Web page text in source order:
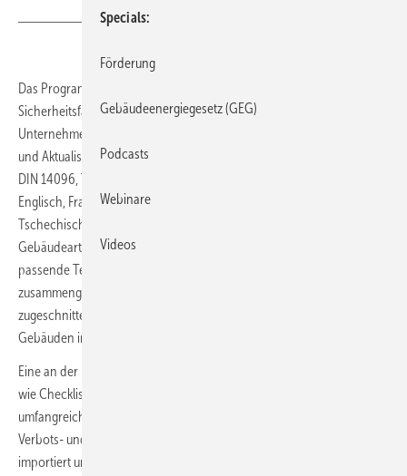
Das Programm Brandschutzordnung von Weise Software unterstützt
Sicherheitsfachkräfte oder Brandschutzbeauftragte von
Unternehmen, Geschäftsführer oder Dienstleister bei der Erstellung
und Aktualisierung von Brandschutzordnungs-Vorschriften gemäß
DIN 14096, Teil A, Teil B und C. Dabei kann der Teil A in Arabisch,
Englisch, Französisch, Italienisch, Polnisch, Spanisch oder
Tschechisch übersetzt werden. Das Programm eignet sich für alle
Gebäudearten und bietet dafür zur jeweiligen Gebäude-Nutzungsart
passende Textbausteine und Vorlagen. Werden die Textbausteine
zusammengestellt und auf das jeweilige Gebäude individuell
zugeschnitten, kann man sie als Vorlage speichern und bei ähnlichen
Gebäuden immer wieder verwenden.
Eine an der DIN 14096 orientierte Gliederungsstruktur sorgt, ebenso
wie Checklisten, dafür, dass man Wichtiges nicht vergisst. Aus einer
umfangreichen Symbolbibliothek können Brandschutz-, Gefahren-,
Verbots- und Rettungszeichen entnommen oder externe Grafiken
importiert und in die Brandschutzordnung eingefügt werden.
Specials
Förderung
Gebäudeenergiegesetz (GEG)
Podcasts
Webinare
Videos